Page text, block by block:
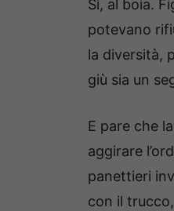
Sì, al boia.
potevano
la diversità,
giù sia un
E pare che
aggirare
panettieri
con il